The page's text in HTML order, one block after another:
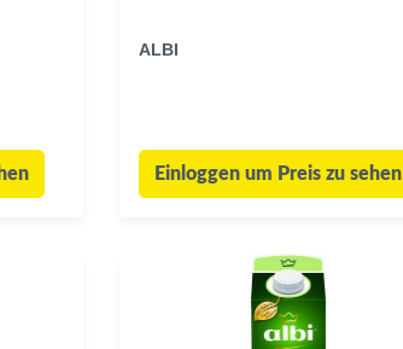
ALBI
Einloggen um Preis zu sehen